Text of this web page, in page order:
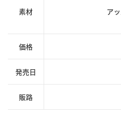
素材
ア
価格
発売日
販路